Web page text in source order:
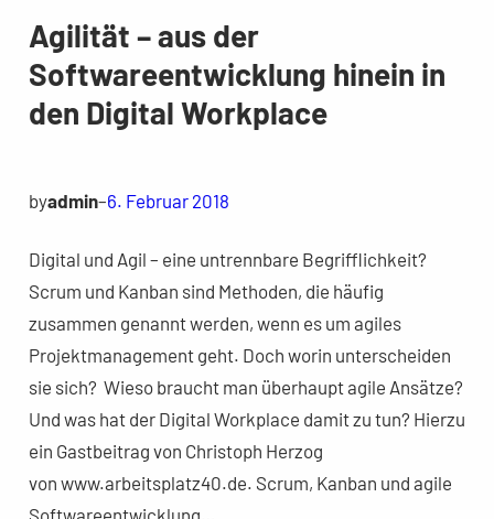
Agilität – aus der
Softwareentwicklung hinein in
den Digital Workplace
byadmin–6. Februar 2018
Digital und Agil – eine untrennbare Begrifflichkeit?
Scrum und Kanban sind Methoden, die häufig
zusammen genannt werden, wenn es um agiles
Projektmanagement geht. Doch worin unterscheiden
sie sich? Wieso braucht man überhaupt agile Ansätze?
Und was hat der Digital Workplace damit zu tun? Hierzu
ein Gastbeitrag von Christoph Herzog
von www.arbeitsplatz40.de. Scrum, Kanban und agile